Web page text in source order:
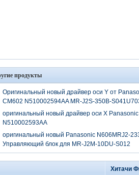
продукты
Оригинальный новый драйвер оси Y от
CM602 N510002594AA MR-J2S-350B-
оригинальный новый драйвер оси X
N510002593AA
оригинальный новый Panasonic N606MRJ2-
Управляющий блок для MR-J2M-10DU-S012
Хитачи